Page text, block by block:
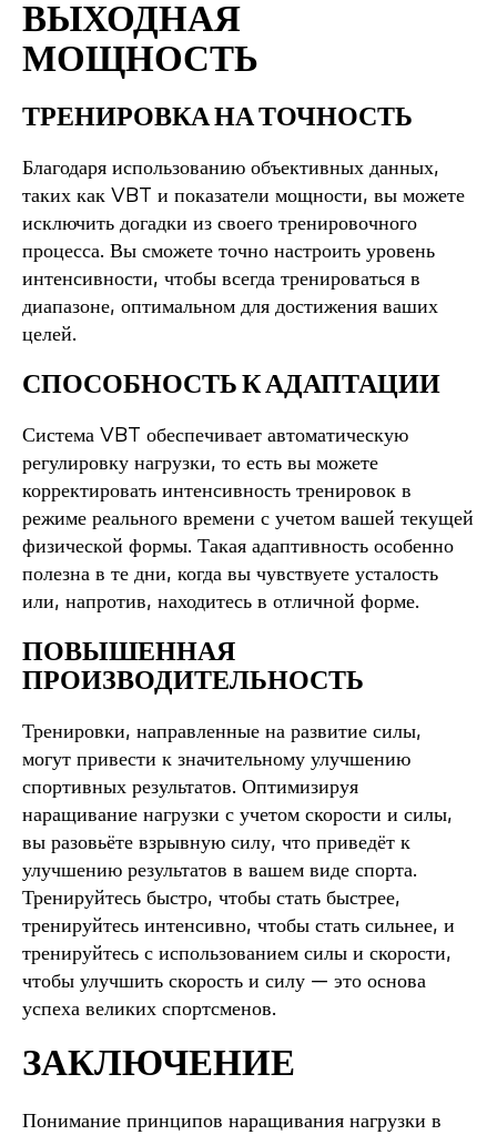
ВЫХОДНАЯ
МОЩНОСТЬ
ТРЕНИРОВКА НА ТОЧНОСТЬ
Благодаря использованию объективных данных,
таких как VBT и показатели мощности, вы можете
исключить догадки из своего тренировочного
процесса. Вы сможете точно настроить уровень
интенсивности, чтобы всегда тренироваться в
диапазоне, оптимальном для достижения ваших
целей.
СПОСОБНОСТЬ К АДАПТАЦИИ
Система VBT обеспечивает автоматическую
регулировку нагрузки, то есть вы можете
корректировать интенсивность тренировок в
режиме реального времени с учетом вашей текущей
физической формы. Такая адаптивность особенно
полезна в те дни, когда вы чувствуете усталость
или, напротив, находитесь в отличной форме.
ПОВЫШЕННАЯ
ПРОИЗВОДИТЕЛЬНОСТЬ
Тренировки, направленные на развитие силы,
могут привести к значительному улучшению
спортивных результатов. Оптимизируя
наращивание нагрузки с учетом скорости и силы,
вы разовьёте взрывную силу, что приведёт к
улучшению результатов в вашем виде спорта.
Тренируйтесь быстро, чтобы стать быстрее,
тренируйтесь интенсивно, чтобы стать сильнее, и
тренируйтесь с использованием силы и скорости,
чтобы улучшить скорость и силу — это основа
успеха великих спортсменов.
ЗАКЛЮЧЕНИЕ
Понимание принципов наращивания нагрузки в